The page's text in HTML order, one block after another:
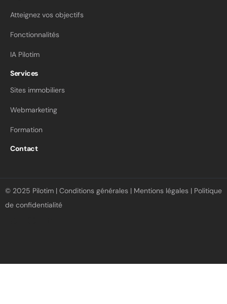
Atteignez vos objectifs
Fonctionnalités
IA Pilotim
Services
Sites immobiliers
Webmarketing
Formation
Contact
© 2025 Pilotim | Conditions générales | Mentions légales | Politique
de confidentialité